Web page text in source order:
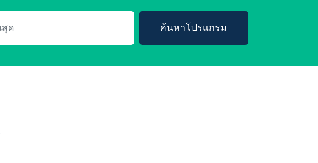
ค้นหาโปรแกรม